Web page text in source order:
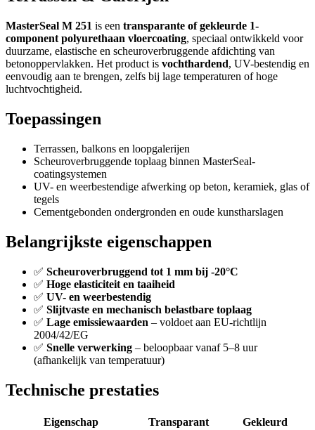
MasterSeal M 251 is een transparante of gekleurde 1-
component polyurethaan vloercoating, speciaal ontwikkeld voor
duurzame, elastische en scheuroverbruggende afdichting van
betonoppervlakken. Het product is vochthardend, UV-bestendig en
eenvoudig aan te brengen, zelfs bij lage temperaturen of hoge
luchtvochtigheid.
Toepassingen
Terrassen, balkons en loopgalerijen
Scheuroverbruggende toplaag binnen MasterSeal-
coatingsystemen
UV- en weerbestendige afwerking op beton, keramiek, glas of
tegels
Cementgebonden ondergronden en oude kunstharslagen
Belangrijkste eigenschappen
✅ Scheuroverbruggend tot 1 mm bij -20°C
✅ Hoge elasticiteit en taaiheid
✅ UV- en weerbestendig
✅ Slijtvaste en mechanisch belastbare toplaag
✅ Lage emissiewaarden – voldoet aan EU-richtlijn
2004/42/EG
✅ Snelle verwerking – beloopbaar vanaf 5–8 uur
(afhankelijk van temperatuur)
Technische prestaties
Eigenschap Transparant
Gekleurd